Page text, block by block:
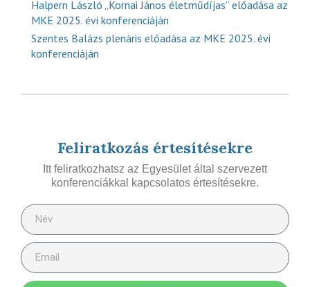
Halpern László „Kornai János életműdíjas” előadása az
MKE 2025. évi konferenciáján
Szentes Balázs plenáris előadása az MKE 2025. évi
konferenciáján
Feliratkozás értesítésekre
Itt feliratkozhatsz az Egyesület által szervezett
konferenciákkal kapcsolatos értesítésekre.